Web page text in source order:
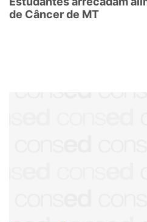
de Câncer de MT